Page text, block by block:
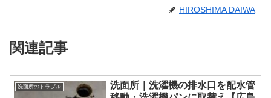
HIROSHIMA DAIWA
関連記事
洗面所のトラブル
洗面所｜洗濯機の排水口を配水管